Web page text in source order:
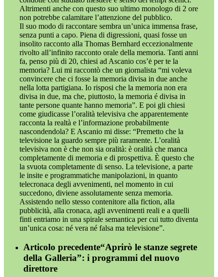
Altrimenti anche con questo suo ultimo monologo di 2 ore
non potrebbe calamitare l’attenzione del pubblico.
Il suo modo di raccontare sembra un’unica immensa frase,
senza punti a capo. Piena di digressioni, quasi fosse un
insolito racconto alla Thomas Bernhard eccezionalmente
rivolto all’infinito racconto orale della memoria. Tanti anni
fa, penso più di 20, chiesi ad Ascanio cos’ė per te la
memoria? Lui mi raccontò che un giornalista “mi voleva
convincere che ci fosse la memoria divisa in due anche
nella lotta partigiana. Io risposi che la memoria non era
divisa in due, ma che, piuttosto, la memoria é divisa in
tante persone quante hanno memoria”. E poi gli chiesi
come giudicasse l’oralità televisiva che apparentemente
racconta la realtà e l’informazione probabilmente
nascondendola? E Ascanio mi disse: “Premetto che la
televisione la guardo sempre più raramente. L’oralità
televisiva non è che non sia oralità: è oralità che manca
completamente di memoria e di prospettiva. È questo che
la svuota completamente di senso. La televisione, a parte
le insite e programmatiche manipolazioni, in quanto
telecronaca degli avvenimenti, nel momento in cui
succedono, diviene assolutamente senza memoria.
Assistendo nello stesso contenitore alla fiction, alla
pubblicità, alla cronaca, agli avvenimenti reali e a quelli
finti entriamo in una spirale semantica per cui tutto diventa
un’unica cosa: né vera né falsa ma televisione”.
Articolo precedente“Aprirò le stanze segrete
della Galleria”: i programmi del nuovo
direttore